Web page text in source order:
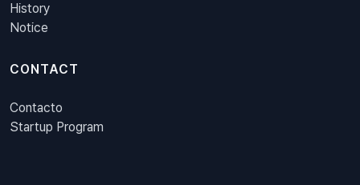
History
Notice
CONTACT
Contacto
Startup Program